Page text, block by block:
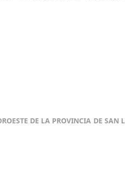
DE LA PROVINCIA DE SAN